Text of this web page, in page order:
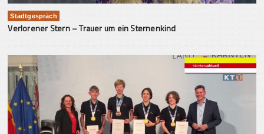
Stadtgespräch
Verlorener Stern – Trauer um ein Sternenkind